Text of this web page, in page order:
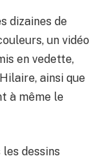
dizaines de
un vidéo
en vedette,
ainsi que
à même le
dessins